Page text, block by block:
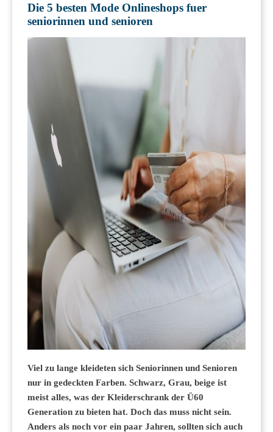
Die 5 besten Mode Onlineshops fuer
seniorinnen und senioren
Viel zu lange kleideten sich Seniorinnen und Senioren
nur in gedeckten Farben. Schwarz, Grau, beige ist
meist alles, was der Kleiderschrank der Ü60
Generation zu bieten hat. Doch das muss nicht sein.
Anders als noch vor ein paar Jahren, sollten sich auch